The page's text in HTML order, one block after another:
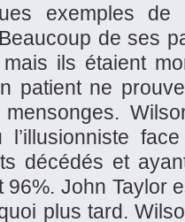
exemples
de ses
ils étaient
patient ne
décédés et
96%. John Taylor
plus tard.